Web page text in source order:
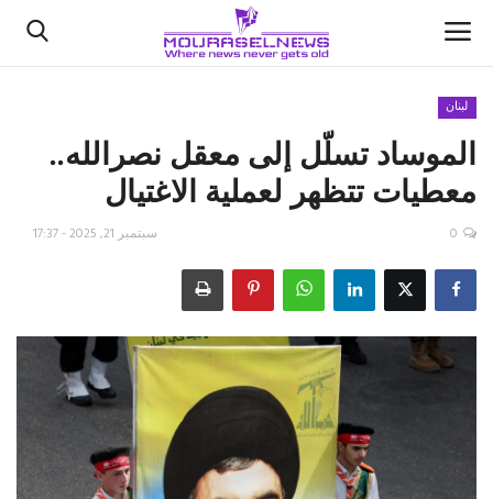
الأخبار
كتّابنا
اقتصاد
علوم وتكنولوجيا
لبنان
الموساد تسلّل إلى معقل نصرالله..
معطيات تتظهر لعملية الاغتيال
سبتمبر 21, 2025 - 17:37 0